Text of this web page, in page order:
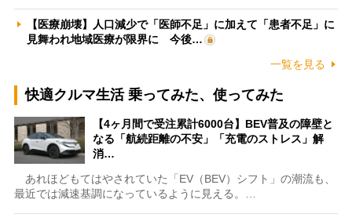
【医療崩壊】人口減少で「医師不足」に加えて「患者不足」に
見舞われ地域医療が限界に 今後…
一覧を見る
快適クルマ生活 乗ってみた、使ってみた
【4ヶ月間で受注累計6000台】BEV普及の障壁と
なる「航続距離の不安」「充電のストレス」解
消…
あれほどもてはやされていた「EV（BEV）シフト」の潮流も、
最近では減速基調になっているように見える。…